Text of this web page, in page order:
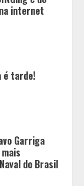
significa
6 dicas
nessa